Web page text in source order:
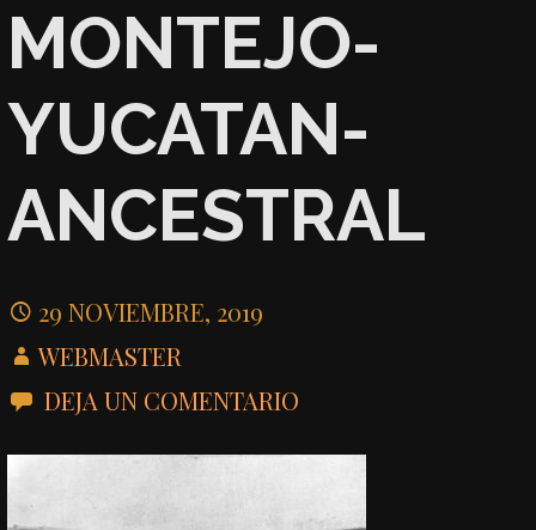
MONTEJO-
YUCATAN-
ANCESTRAL
29 NOVIEMBRE, 2019
WEBMASTER
DEJA UN COMENTARIO